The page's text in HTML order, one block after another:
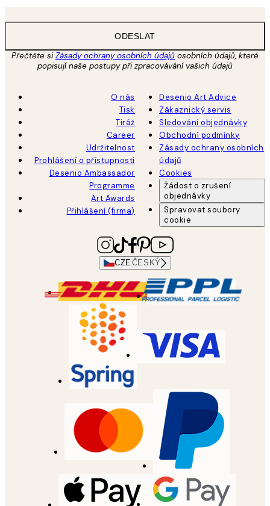
ODESLAT
Přečtěte siZásady ochrany osobních údajů osobních údajů, které
popisují naše postupy při zpracovávání vašich údajů
O nás
Tisk
Tiráž
Career
Udržitelnost
Prohlášení o přístupnosti
Desenio Ambassador
Programme
Art Awards
Přihlášení (firma)
Desenio Art Advice
Zákaznický servis
Sledování objednávky
Obchodní podmínky
Zásady ochrany osobních
údajů
Cookies
Žádost o zrušení
objednávky
Spravovat soubory
cookie
CZEČESKÝ